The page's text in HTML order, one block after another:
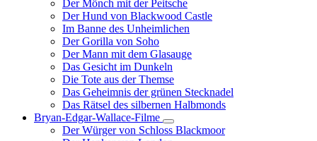
Der Mönch mit der Peitsche
Der Hund von Blackwood Castle
Im Banne des Unheimlichen
Der Gorilla von Soho
Der Mann mit dem Glasauge
Das Gesicht im Dunkeln
Die Tote aus der Themse
Das Geheimnis der grünen Stecknadel
Das Rätsel des silbernen Halbmonds
Bryan-Edgar-Wallace-Filme
Unternavigation
von
Der Würger von Schloss Blackmoor